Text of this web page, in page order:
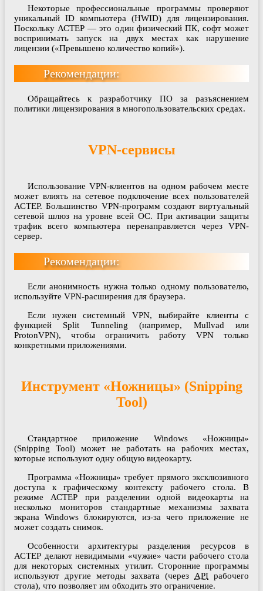
Некоторые профессиональные программы проверяют
уникальный ID компьютера (HWID) для лицензирования.
Поскольку АСТЕР — это один физический ПК, софт может
воспринимать запуск на двух местах как нарушение
лицензии («Превышено количество копий»).
Рекомендации:
Обращайтесь к разработчику ПО за разъяснением
политики лицензирования в многопользовательских средах.
VPN-сервисы
Использование VPN-клиентов на одном рабочем месте
может влиять на сетевое подключение всех пользователей
АСТЕР. Большинство VPN-программ создают виртуальный
сетевой шлюз на уровне всей ОС. При активации защиты
трафик всего компьютера перенаправляется через VPN-
сервер.
Рекомендации:
Если анонимность нужна только одному пользователю,
используйте VPN-расширения для браузера.
Если нужен системный VPN, выбирайте клиенты с
функцией Split Tunneling (например, Mullvad или
ProtonVPN), чтобы ограничить работу VPN только
конкретными приложениями.
Инструмент «Ножницы» (Snipping
Tool)
Стандартное приложение Windows «Ножницы»
(Snipping Tool) может не работать на рабочих местах,
которые используют одну общую видеокарту.
Программа «Ножницы» требует прямого эксклюзивного
доступа к графическому контексту рабочего стола. В
режиме АСТЕР при разделении одной видеокарты на
несколько мониторов стандартные механизмы захвата
экрана Windows блокируются, из-за чего приложение не
может создать снимок.
Особенности архитектуры разделения ресурсов в
АСТЕР делают невидимыми «чужие» части рабочего стола
для некоторых системных утилит. Сторонние программы
используют другие методы захвата (через API рабочего
стола), что позволяет им обходить это ограничение.